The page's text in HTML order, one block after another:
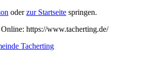
oderzur Startseite springen.
Online: https://www.tacherting.de/